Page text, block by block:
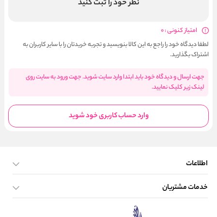
نظر خود را ثبت کنید
امتیاز کنونی : 0
لطفا دیدگاه خود را راجع به این کالا بنویسید و تجربه خریدتان را با سایر کاربران به
اشتراک بگذارید.
جهت ارسال و دیدگاه خود باید ابتدا وارد سایت شوید. جهت ورود به سایت روی
لینک زیر کلیک نمایید.
وارد حساب کاربری خود شوید
اطلاعات
صفحه اصلی
خدمات مشتریان